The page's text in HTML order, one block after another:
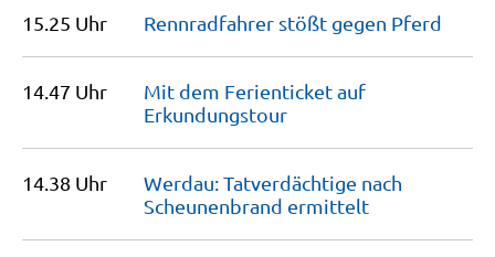
15.25 Uhr Rennradfahrer stößt gegen Pferd
14.47 Uhr
Mit dem Ferienticket auf
Erkundungstour
14.38 Uhr
Werdau: Tatverdächtige nach
Scheunenbrand ermittelt